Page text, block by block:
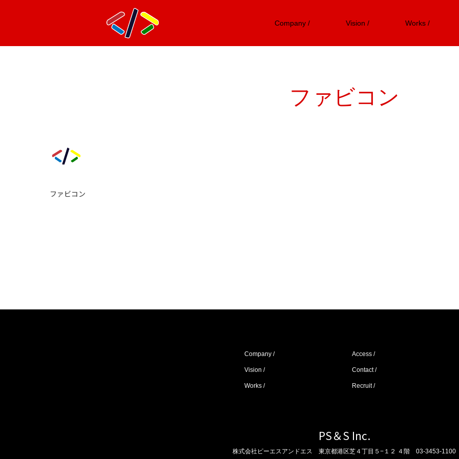
Company / Vision / Works /
ファビコン
ファビコン
Company /
Vision /
Works /
Access /
Contact /
Recruit /
PS＆S Inc.
株式会社ピーエスアンドエス 東京都港区芝４丁目５−１２ ４階 03-3453-1100